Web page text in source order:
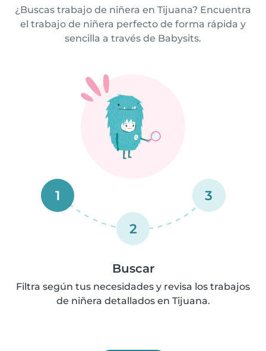
¿Buscas trabajo de niñera en Tijuana? Encuentra
el trabajo de niñera perfecto de forma rápida y
sencilla a través de Babysits.
1
2
3
Buscar
Filtra según tus necesidades y revisa los trabajos
de niñera detallados en Tijuana.